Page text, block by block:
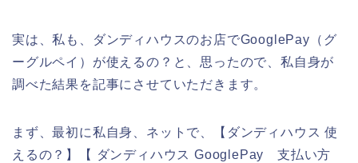
実は、私も、ダンディハウスのお店でGooglePay（グ
ーグルペイ）が使えるの？と、思ったので、私自身が
調べた結果を記事にさせていただきます。
まず、最初に私自身、ネットで、【ダンディハウス 使
えるの？】【 ダンディハウス GooglePay 支払い方